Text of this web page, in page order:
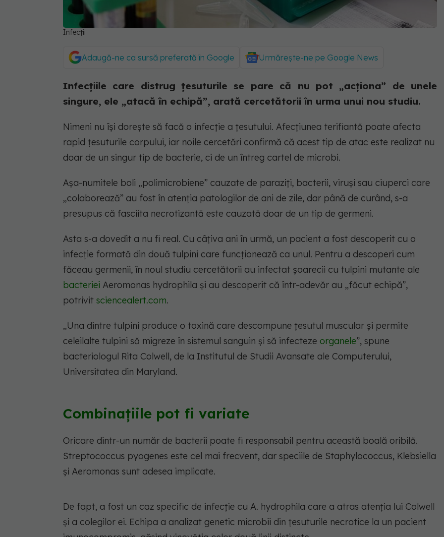
Infecții
Adaugă-ne ca sursă preferată în Google Urmărește-ne pe Google News
Infecțiile care distrug țesuturile se pare că nu pot „acționa” de unele
singure, ele „atacă în echipă”, arată cercetătorii în urma unui nou studiu.
Nimeni nu își dorește să facă o infecție a țesutului. Afecțiunea terifiantă poate afecta
rapid țesuturile corpului, iar noile cercetări confirmă că acest tip de atac este realizat nu
doar de un singur tip de bacterie, ci de un întreg cartel de microbi.
Așa-numitele boli „polimicrobiene” cauzate de paraziți, bacterii, viruși sau ciuperci care
„colaborează” au fost în atenția patologilor de ani de zile, dar până de curând, s-a
presupus că fasciita necrotizantă este cauzată doar de un tip de germeni.
Asta s-a dovedit a nu fi real. Cu câțiva ani în urmă, un pacient a fost descoperit cu o
infecție formată din două tulpini care funcționează ca unul. Pentru a descoperi cum
făceau germenii, în noul studiu cercetătorii au infectat șoarecii cu tulpini mutante ale
bacteriei Aeromonas hydrophila și au descoperit că într-adevăr au „făcut echipă”,
potrivit sciencealert.com.
„Una dintre tulpini produce o toxină care descompune țesutul muscular și permite
celeilalte tulpini să migreze în sistemul sanguin și să infecteze organele”, spune
bacteriologul Rita Colwell, de la Institutul de Studii Avansate ale Computerului,
Universitatea din Maryland.
Combinațiile pot fi variate
Oricare dintr-un număr de bacterii poate fi responsabil pentru această boală oribilă.
Streptococcus pyogenes este cel mai frecvent, dar speciile de Staphylococcus, Klebsiella
și Aeromonas sunt adesea implicate.
De fapt, a fost un caz specific de infecție cu A. hydrophila care a atras atenția lui Colwell
și a colegilor ei. Echipa a analizat genetic microbii din țesuturile necrotice la un pacient